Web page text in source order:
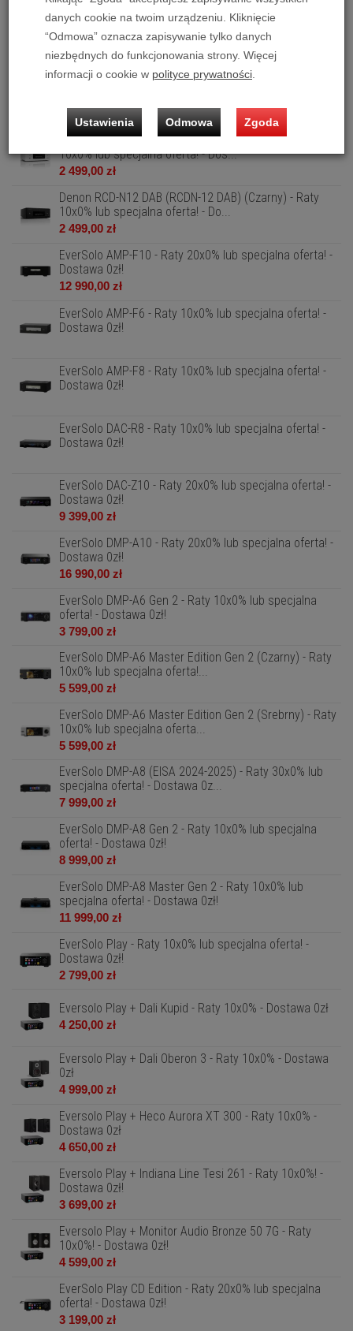
Denon PMA-900HNE + Monitor Audio Silver 300 7G -
Raty 10x0%! - Dostawa 0zł!
8 199,00 zł
Denon PMA-900HNE + Polk Audio Reserve R200 - Raty
5 199,00 zł
Denon RCD-N12 DAB (RCDN-12 DAB) (Biały) - Raty
10x0% lub specjalna oferta! - Dos...
2 499,00 zł
Denon RCD-N12 DAB (RCDN-12 DAB) (Czarny) - Raty
10x0% lub specjalna oferta! - Do...
2 499,00 zł
EverSolo AMP-F10 - Raty 20x0% lub specjalna oferta! -
Dostawa 0zł!
12 990,00 zł
EverSolo AMP-F6 - Raty 10x0% lub specjalna oferta! -
Dostawa 0zł!
EverSolo AMP-F8 - Raty 10x0% lub specjalna oferta! -
Dostawa 0zł!
EverSolo DAC-R8 - Raty 10x0% lub specjalna oferta! -
Dostawa 0zł!
EverSolo DAC-Z10 - Raty 20x0% lub specjalna oferta! -
Dostawa 0zł!
9 399,00 zł
EverSolo DMP-A10 - Raty 20x0% lub specjalna oferta! -
Dostawa 0zł!
16 990,00 zł
EverSolo DMP-A6 Gen 2 - Raty 10x0% lub specjalna
oferta! - Dostawa 0zł!
3 799,00 zł
EverSolo DMP-A6 Master Edition Gen 2 (Czarny) - Raty
10x0% lub specjalna oferta!...
5 599,00 zł
EverSolo DMP-A6 Master Edition Gen 2 (Srebrny) - Raty
10x0% lub specjalna oferta...
5 599,00 zł
EverSolo DMP-A8 (EISA 2024-2025) - Raty 30x0% lub
specjalna oferta! - Dostawa 0z...
7 999,00 zł
EverSolo DMP-A8 Gen 2 - Raty 10x0% lub specjalna
oferta! - Dostawa 0zł!
8 999,00 zł
EverSolo DMP-A8 Master Gen 2 - Raty 10x0% lub
specjalna oferta! - Dostawa 0zł!
11 999,00 zł
EverSolo Play - Raty 10x0% lub specjalna oferta! -
Dostawa 0zł!
2 799,00 zł
Eversolo Play + Dali Kupid - Raty 10x0% - Dostawa 0zł
4 250,00 zł
Eversolo Play + Dali Oberon 3 - Raty 10x0% - Dostawa
0zł
4 999,00 zł
Eversolo Play + Heco Aurora XT 300 - Raty 10x0% -
Dostawa 0zł
4 650,00 zł
Eversolo Play + Indiana Line Tesi 261 - Raty 10x0%! -
Dostawa 0zł!
3 699,00 zł
Eversolo Play + Monitor Audio Bronze 50 7G - Raty
10x0%! - Dostawa 0zł!
4 599,00 zł
EverSolo Play CD Edition - Raty 20x0% lub specjalna
oferta! - Dostawa 0zł!
3 199,00 zł
danych cookie na twoim urządzeniu. Kliknięcie
“Odmowa” oznacza zapisywanie tylko danych
niezbędnych do funkcjonowania strony. Więcej
informacji o cookie w polityce prywatności.
Ustawienia Odmowa Zgoda